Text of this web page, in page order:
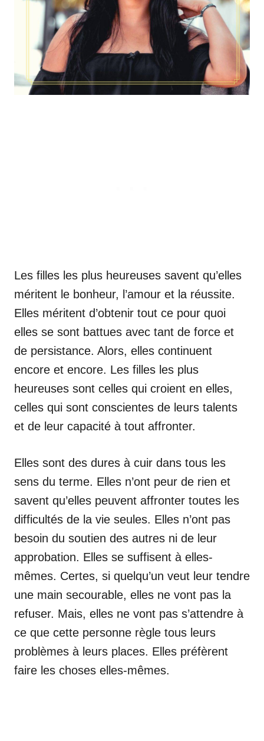
Les filles les plus heureuses savent qu’elles
méritent le bonheur, l’amour et la réussite.
Elles méritent d’obtenir tout ce pour quoi
elles se sont battues avec tant de force et
de persistance. Alors, elles continuent
encore et encore. Les filles les plus
heureuses sont celles qui croient en elles,
celles qui sont conscientes de leurs talents
et de leur capacité à tout affronter.
Elles sont des dures à cuir dans tous les
sens du terme. Elles n’ont peur de rien et
savent qu’elles peuvent affronter toutes les
difficultés de la vie seules. Elles n’ont pas
besoin du soutien des autres ni de leur
approbation. Elles se suffisent à elles-
mêmes. Certes, si quelqu’un veut leur tendre
une main secourable, elles ne vont pas la
refuser. Mais, elles ne vont pas s’attendre à
ce que cette personne règle tous leurs
problèmes à leurs places. Elles préfèrent
faire les choses elles-mêmes.